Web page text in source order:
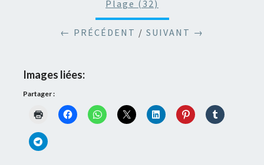
Plage (32)
← PRÉCÉDENT / SUIVANT →
Images liées:
Partager :